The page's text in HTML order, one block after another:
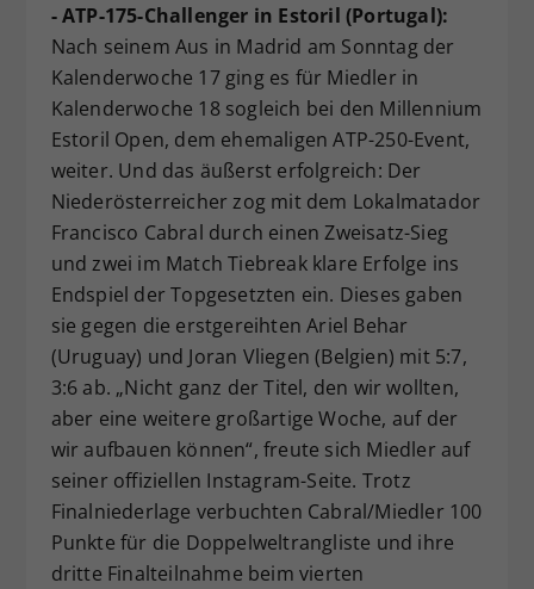
- ATP-175-Challenger in Estoril (Portugal):
Nach seinem Aus in Madrid am Sonntag der
Kalenderwoche 17 ging es für Miedler in
Kalenderwoche 18 sogleich bei den Millennium
Estoril Open, dem ehemaligen ATP-250-Event,
weiter. Und das äußerst erfolgreich: Der
Niederösterreicher zog mit dem Lokalmatador
Francisco Cabral durch einen Zweisatz-Sieg
und zwei im Match Tiebreak klare Erfolge ins
Endspiel der Topgesetzten ein. Dieses gaben
sie gegen die erstgereihten Ariel Behar
(Uruguay) und Joran Vliegen (Belgien) mit 5:7,
3:6 ab. „Nicht ganz der Titel, den wir wollten,
aber eine weitere großartige Woche, auf der
wir aufbauen können“, freute sich Miedler auf
seiner offiziellen Instagram-Seite. Trotz
Finalniederlage verbuchten Cabral/Miedler 100
Punkte für die Doppelweltrangliste und ihre
dritte Finalteilnahme beim vierten